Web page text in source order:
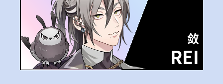
敛
REI